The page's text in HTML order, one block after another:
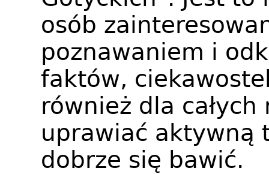
osób
poznawaniem i
faktów,
również dla
uprawiać aktywną
dobrze się bawić.